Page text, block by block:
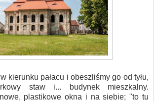
kierunku pałacu i obeszliśmy go od tyłu,
staw i... budynek mieszkalny.
plastikowe okna i na siebie; "to tu